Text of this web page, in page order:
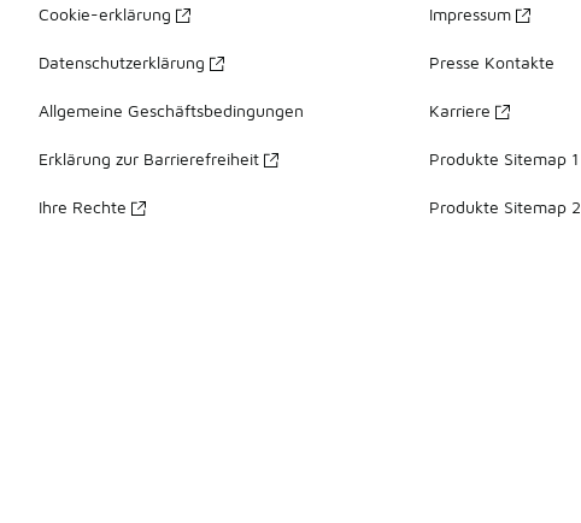
Cookie-erklärung
Datenschutzerklärung
Allgemeine Geschäftsbedingungen
Erklärung zur Barrierefreiheit
Ihre Rechte
Impressum
Presse Kontakte
Karriere
Produkte Sitemap 1
Produkte Sitemap 2